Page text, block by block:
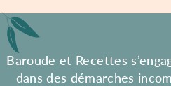
Baroude et Recettes
dans des démarches